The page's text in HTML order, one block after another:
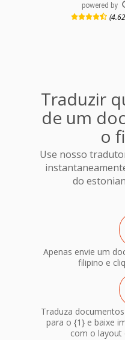
powered by
Traduzir
de um
o
Use nosso
do
Apenas envie um
filipino e
Traduza
para o {1} e baixe
com o layout